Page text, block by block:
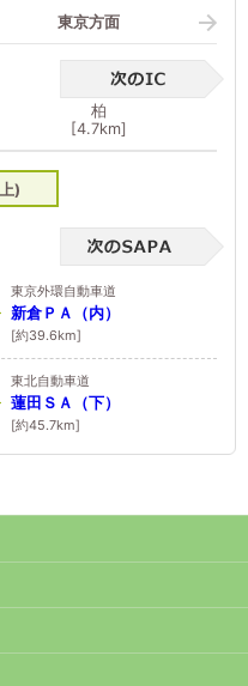
東京方面
柏
[4.7km]
)
東京外環自動車道
新倉ＰＡ（内）
[約39.6km]
東北自動車道
蓮田ＳＡ（下）
[約45.7km]